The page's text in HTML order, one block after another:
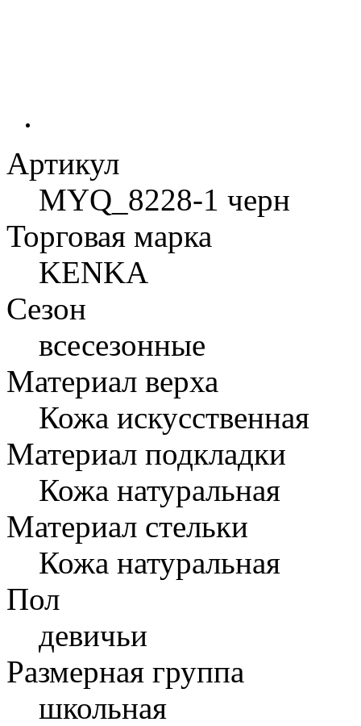
Артикул
MYQ_8228-1 черн
Торговая марка
KENKA
Сезон
всесезонные
Материал верха
Кожа искусственная
Материал подкладки
Кожа натуральная
Материал стельки
Кожа натуральная
Пол
девичьи
Размерная группа
школьная